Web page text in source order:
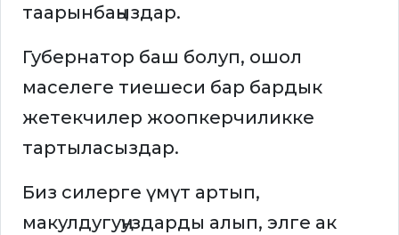
таарынбаңыздар.
Губернатор баш болуп, ошол
маселеге тиешеси бар бардык
жетекчилер жоопкерчиликке
тартыласыздар.
Биз силерге үмүт артып,
макулдугуңуздарды алып, элге ак